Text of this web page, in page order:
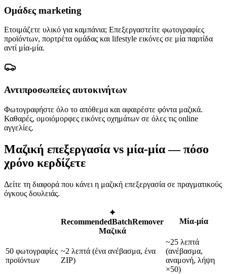
Ομάδες marketing
Ετοιμάζετε υλικό για καμπάνια; Επεξεργαστείτε φωτογραφίες
προϊόντων, πορτρέτα ομάδας και lifestyle εικόνες σε μία παρτίδα
αντί μία-μία.
Αντιπροσωπείες αυτοκινήτων
Φωτογραφήστε όλο το απόθεμα και αφαιρέστε φόντα μαζικά.
Καθαρές, ομοιόμορφες εικόνες οχημάτων σε όλες τις online
αγγελίες.
Μαζική επεξεργασία vs μία-μία — πόσο
χρόνο κερδίζετε
Δείτε τη διαφορά που κάνει η μαζική επεξεργασία σε πραγματικούς
όγκους δουλειάς.
✦
RecommendedBatchRemover
Μαζικά
Μία-μία
50 φωτογραφίες
προϊόντων
~2 λεπτά (ένα ανέβασμα, ένα
ZIP)
~25 λεπτά
(ανέβασμα,
αναμονή, λήψη
×50)